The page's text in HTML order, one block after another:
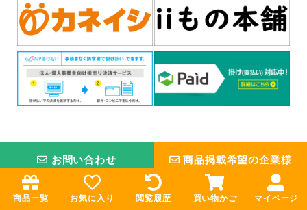
お問い合わせ 商品掲載希望の企業様
お買い物ガイド インフォメーション
商品一覧 お気に入り 閲覧履歴 買い物かご マイページ